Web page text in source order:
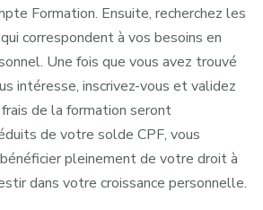
Formation. Ensuite, recherchez les
correspondent à vos besoins en
Une fois que vous avez trouvé
intéresse, inscrivez-vous et validez
de la formation seront
de votre solde CPF, vous
pleinement de votre droit à
dans votre croissance personnelle.